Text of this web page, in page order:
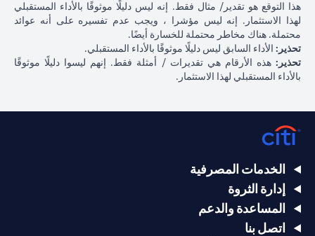
هذا التوقع هو تقدير/ مثال فقط. إنه ليس دليلًا موثوقًا بالأداء المستقبلي
لهذا الاستثمار. إنه ليس مؤشرا ، ويجب عدم تفسيره على أنه عوائد
محتملة. هناك مخاطر محتملة للخسارة أيضًا.
تحذير: الأداء السابق ليس دليلًا موثوقًا بالأداء المستقبلي.
تحذير: هذه الأرقام هي تقديرات / أمثلة فقط. إنهم ليسوا دليلًا موثوقًا
بالأداء المستقبلي لهذا الاستثمار.
الخدمات المصرفية
إدارة الثروة
المساعدة والدعم
اتصل بنا